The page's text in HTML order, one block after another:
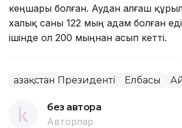
кеңшары болған. Аудан алғаш
халық саны 122 мың адам болған
ішінде ол 200 мыңнан асып кетті.
Қазақстан Президенті Елбасы
без автора
Авторлар